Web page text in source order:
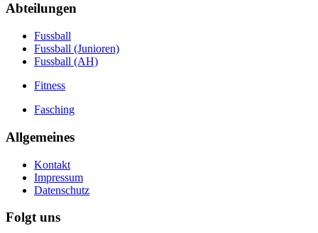
Abteilungen
Fussball
Fussball (Junioren)
Fussball (AH)
Fitness
Fasching
Allgemeines
Kontakt
Impressum
Datenschutz
Folgt uns